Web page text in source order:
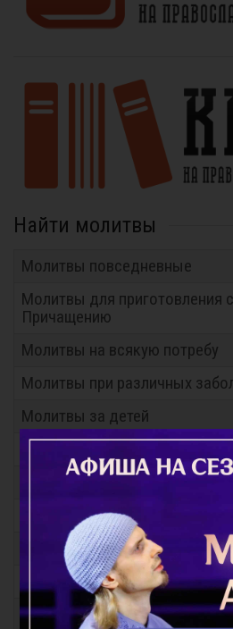
Найти молитвы
Молитвы повседневные
Молитвы для приготовления
Причащению
Молитвы на всякую потребу
Молитвы при различных
Молитвы за детей
Молитвы Заупокойные
Молитвы перед иконами
Молитвы праздникам
Молитвы общие
Молитвы святым